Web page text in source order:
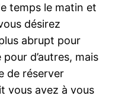
temps le matin et
désirez
abrupt pour
d’autres, mais
de réserver
vous avez à vous